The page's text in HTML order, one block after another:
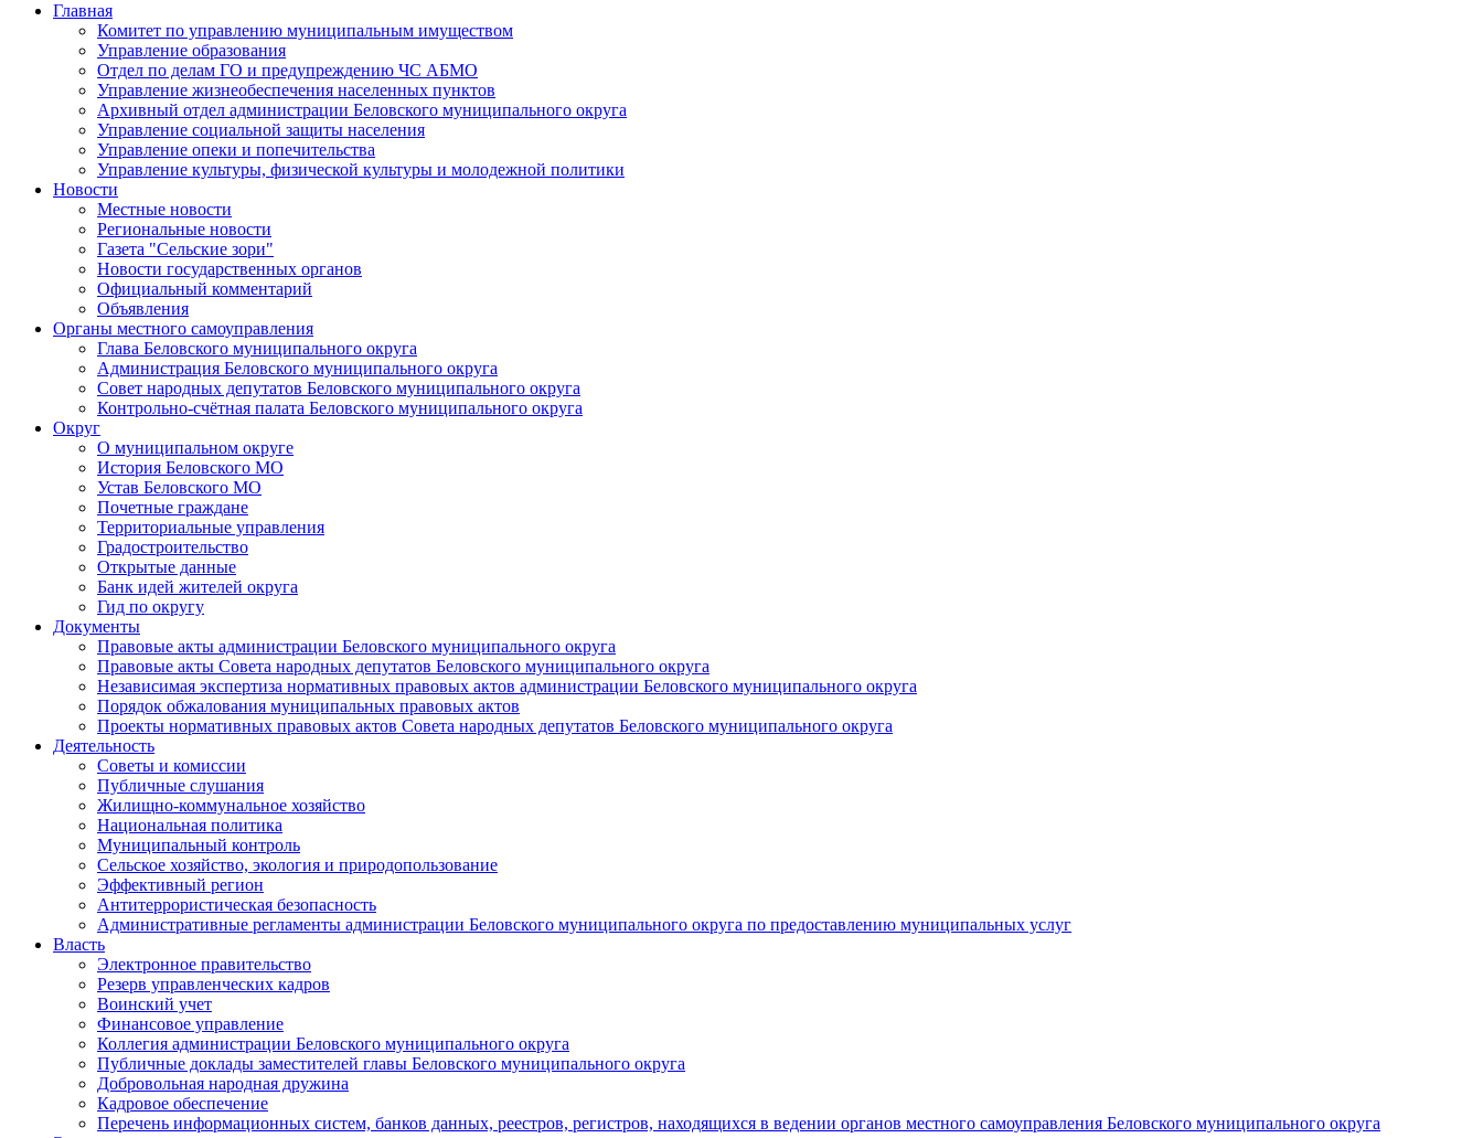
Главная
Комитет по управлению муниципальным имуществом
Управление образования
Отдел по делам ГО и предупреждению ЧС АБМО
Управление жизнеобеспечения населенных пунктов
Архивный отдел администрации Беловского муниципального округа
Управление социальной защиты населения
Управление опеки и попечительства
Управление культуры, физической культуры и молодежной политики
Новости
Местные новости
Региональные новости
Газета "Сельские зори"
Новости государственных органов
Официальный комментарий
Объявления
Органы местного самоуправления
Глава Беловского муниципального округа
Администрация Беловского муниципального округа
Совет народных депутатов Беловского муниципального округа
Контрольно-счётная палата Беловского муниципального округа
Округ
О муниципальном округе
История Беловского МО
Устав Беловского МО
Почетные граждане
Территориальные управления
Градостроительство
Открытые данные
Банк идей жителей округа
Гид по округу
Документы
Правовые акты администрации Беловского муниципального округа
Правовые акты Совета народных депутатов Беловского муниципального округа
Независимая экспертиза нормативных правовых актов администрации Беловского муниципального округа
Порядок обжалования муниципальных правовых актов
Проекты нормативных правовых актов Совета народных депутатов Беловского муниципального округа
Деятельность
Советы и комиссии
Публичные слушания
Жилищно-коммунальное хозяйство
Национальная политика
Муниципальный контроль
Сельское хозяйство, экология и природопользование
Эффективный регион
Антитеррористическая безопасность
Административные регламенты администрации Беловского муниципального округа по предоставлению муниципальных услуг
Власть
Электронное правительство
Резерв управленческих кадров
Воинский учет
Финансовое управление
Коллегия администрации Беловского муниципального округа
Публичные доклады заместителей главы Беловского муниципального округа
Добровольная народная дружина
Кадровое обеспечение
Перечень информационных систем, банков данных, реестров, регистров, находящихся в ведении органов местного самоуправления Беловского муниципального округа